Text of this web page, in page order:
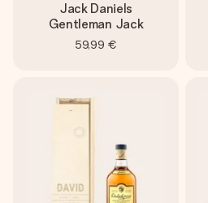
Jack Daniels
Gentleman Jack
59,99 €